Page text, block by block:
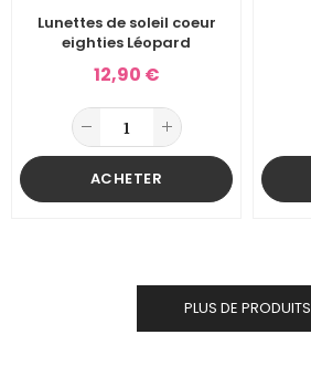
Lunettes de soleil coeur
eighties Léopard
12,90 €
ACHETER
PLUS DE PRODUITS